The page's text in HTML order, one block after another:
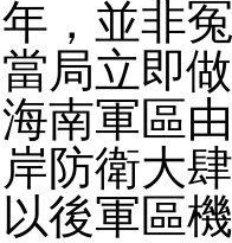
年，並非
當局立即
海南軍區
岸防衛大
以後軍區